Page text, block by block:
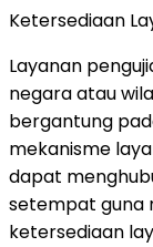
Ketersediaan
Layanan
negara atau
bergantung
mekanisme
dapat
setempat guna
ketersediaan